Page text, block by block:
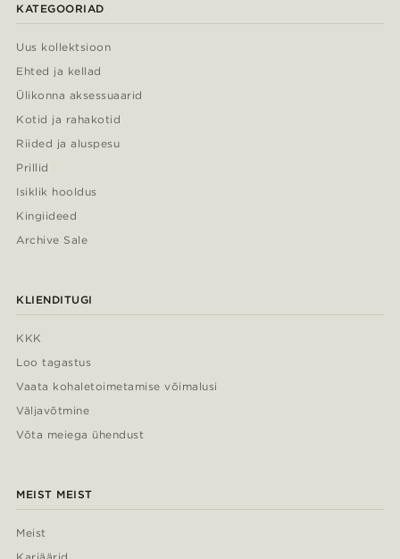
KATEGOORIAD
Uus kollektsioon
Ehted ja kellad
Ülikonna aksessuaarid
Kotid ja rahakotid
Riided ja aluspesu
Prillid
Isiklik hooldus
Kingiideed
Archive Sale
KLIENDITUGI
KKK
Loo tagastus
Vaata kohaletoimetamise võimalusi
Väljavõtmine
Võta meiega ühendust
MEIST MEIST
Meist